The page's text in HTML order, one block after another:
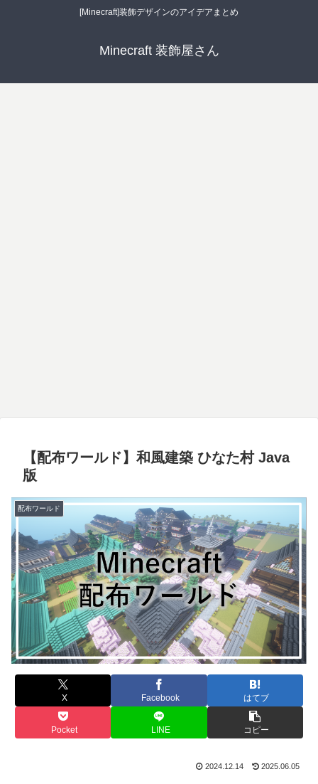
[Minecraft]装飾デザインのアイデアまとめ
Minecraft 装飾屋さん
【配布ワールド】和風建築 ひなた村 Java
版
配布ワールド
X Facebook はてブ
Pocket LINE コピー
2024.12.14 2025.06.05